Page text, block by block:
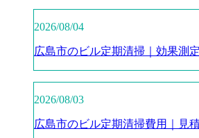
2026/08/04
広島市のビル定期清掃｜効果測
2026/08/03
広島市のビル定期清掃費用｜見